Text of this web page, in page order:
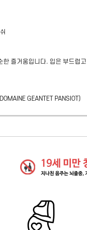
한 즐거움입니다. 입은 부드럽
DOMAINE GEANTET PANSIOT )